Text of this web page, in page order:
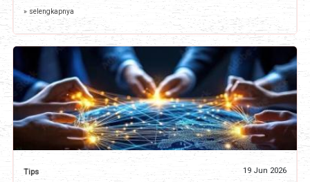
» selengkapnya
Tips 19 Jun 2026